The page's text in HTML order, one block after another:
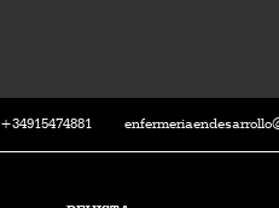
+34915474881